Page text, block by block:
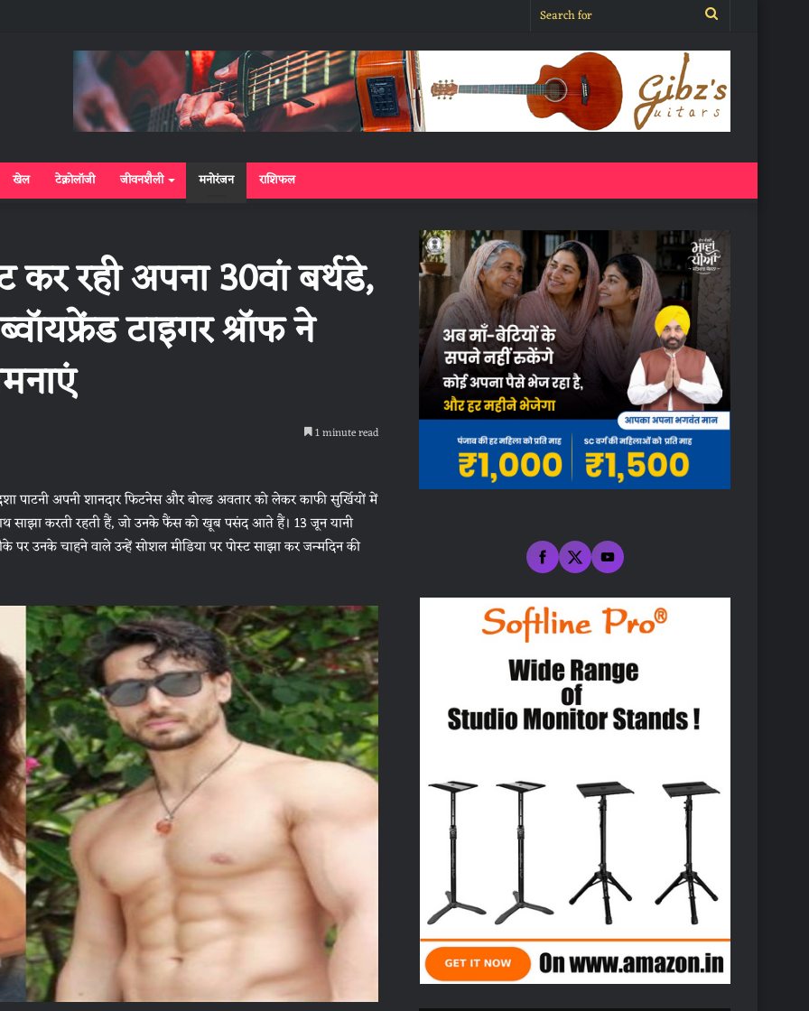
Search
for
खेल टेक्नोलॉजी जीवनशैली मनोरंजन राशिफल
रही अपना 30वां बर्थडे,
टाइगर श्रॉफ ने
1 minute read
पाटनी अपनी शानदार फिटनेस और बोल्ड अवतार को लेकर काफी सुर्खियों में
साझा करती रहती हैं, जो उनके फैंस को खूब पसंद आते हैं। 13 जून यानी
पर उनके चाहने वाले उन्हें सोशल मीडिया पर पोस्ट साझा कर जन्मदिन की